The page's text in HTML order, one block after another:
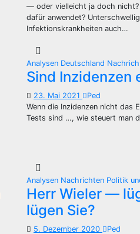
— oder vielleicht ja doch nicht?
dafür anwendet?
Infektionskrankheiten auch…
Analysen Deutschland
Sind Inzidenzen
23. Mai 2021
Ped
Wenn die Inzidenzen nicht das
Tests sind …, wie steuert man
Analysen Nachrichten Politik
Herr Wieler —
lügen Sie?
5. Dezember 2020
Ped